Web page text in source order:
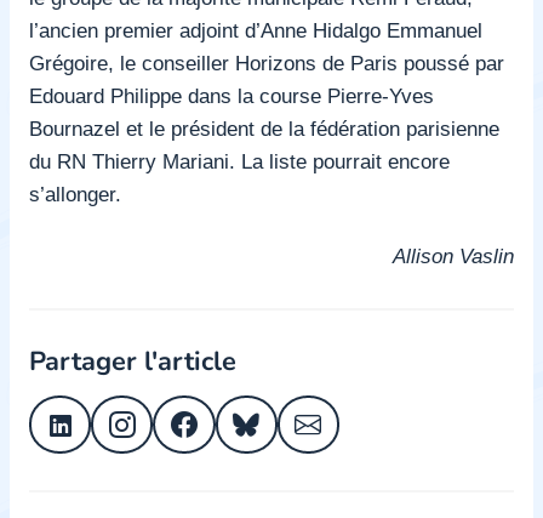
l’ancien premier adjoint d’Anne Hidalgo Emmanuel
Grégoire, le conseiller Horizons de Paris poussé par
Edouard Philippe dans la course Pierre-Yves
Bournazel et le président de la fédération parisienne
du RN Thierry Mariani. La liste pourrait encore
s’allonger.
Allison Vaslin
Partager l'article